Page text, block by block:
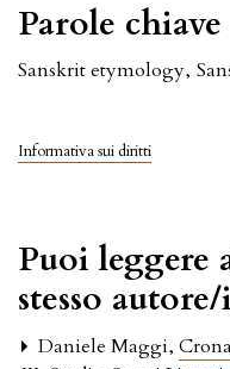
Parole chiave
Sanskrit etymology,
Informativa sui diritti
Puoi
stesso autore/i
Daniele Maggi,